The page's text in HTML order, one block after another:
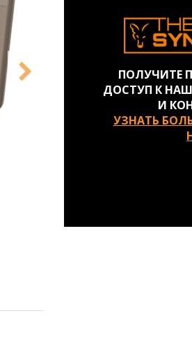
ПОЛУЧИТЕ
ДОСТУП К
И
УЗНАТЬ